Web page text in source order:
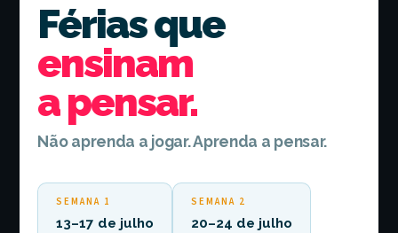
Férias que
ensinam
a pensar.
Não aprenda a jogar. Aprenda a pensar.
SEMANA 1
13–17 de julho
SEMANA 2
20–24 de julho